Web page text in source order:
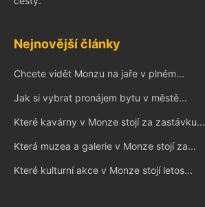
Nejnovější články
Chcete vidět Monzu na jaře v plném...
Jak si vybrat pronájem bytu v městě...
Které kavárny v Monze stojí za zastávku...
Která muzea a galerie v Monze stojí za...
Které kulturní akce v Monze stojí letos...